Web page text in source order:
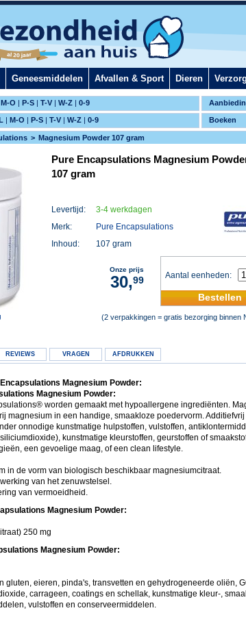
Geneesmiddelen Afvallen & Sport Dieren
M-O | P-S | T-V | W-Z | 0-9
Boeken
| M-O | P-S | T-V | W-Z | 0-9
Magnesium Powder 107 gram
Pure Encapsulations Magnesium
107 gram
Levertijd:
3-4 werkdagen
Merk:
Pure Encapsulations
Inhoud:
107 gram
Aantal eenheden:
Bestellen
Onze prijs
30,99
(2 verpakkingen = gratis bezorging binnen
REVIEWS VRAGEN AFDRUKKEN
Magnesium Powder:
Magnesium Powder:
worden gemaakt met hypoallergene ingrediënten.
magnesium in een handige, smaakloze poedervorm. Additiefvrij
onnodige kunstmatige hulpstoffen, vulstoffen,
kunstmatige kleurstoffen, geurstoffen of
een gevoelige maag, of een clean lifestyle.
in de vorm van biologisch beschikbaar magnesiumcitraat.
van het zenuwstelsel.
van vermoeidheid.
Magnesium Powder:
250 mg
Magnesium Powder:
gluten, eieren, pinda's, transvetten en gehydrogeneerde oliën,
carrageen, coatings en schellak, kunstmatige kleur-,
vulstoffen en conserveermiddelen.